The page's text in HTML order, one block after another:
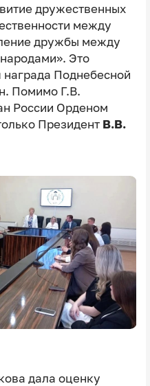
дружественных
между
дружбы между
Это
Поднебесной
Помимо Г.В.
России Орденом
Президент В.В.
дала оценку